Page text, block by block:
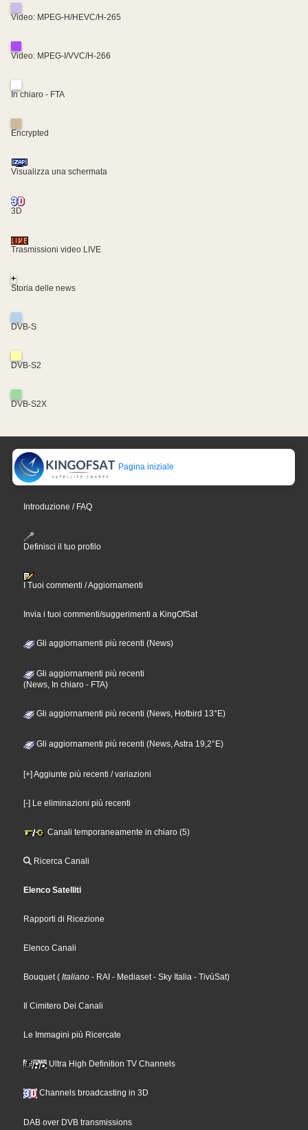
Video: MPEG-H/HEVC/H-265
Video: MPEG-I/VVC/H-266
In chiaro - FTA
Encrypted
Visualizza una schermata
3D
Trasmissioni video LIVE
+
Storia delle news
DVB-S
DVB-S2
DVB-S2X
Pagina iniziale
Introduzione / FAQ
Definisci il tuo profilo
I Tuoi commenti / Aggiornamenti
Invia i tuoi commenti/suggerimenti a KingOfSat
Gli aggiornamenti più recenti (News)
Gli aggiornamenti più recenti
(News, In chiaro - FTA)
Gli aggiornamenti più recenti (News, Hotbird 13°E)
Gli aggiornamenti più recenti (News, Astra 19,2°E)
[+] Aggiunte più recenti / variazioni
[-] Le eliminazioni più recenti
Canali temporaneamente in chiaro (5)
Ricerca Canali
Elenco Satelliti
Rapporti di Ricezione
Elenco Canali
Bouquet ( Italiano - RAI - Mediaset - Sky Italia - TivùSat)
Il Cimitero Dei Canali
Le Immagini più Ricercate
Ultra High Definition TV Channels
Channels broadcasting in 3D
DAB over DVB transmissions